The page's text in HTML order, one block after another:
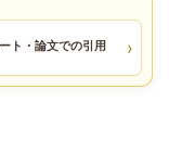
ト・論文での引用 ›